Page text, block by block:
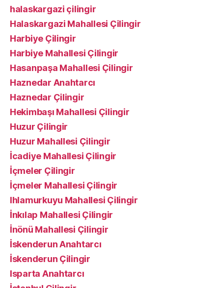
halaskargazi çilingir
Halaskargazi Mahallesi Çilingir
Harbiye Çilingir
Harbiye Mahallesi Çilingir
Hasanpaşa Mahallesi Çilingir
Haznedar Anahtarcı
Haznedar Çilingir
Hekimbaşı Mahallesi Çilingir
Huzur Çilingir
Huzur Mahallesi Çilingir
İcadiye Mahallesi Çilingir
İçmeler Çilingir
İçmeler Mahallesi Çilingir
Ihlamurkuyu Mahallesi Çilingir
İnkılap Mahallesi Çilingir
İnönü Mahallesi Çilingir
İskenderun Anahtarcı
İskenderun Çilingir
Isparta Anahtarcı